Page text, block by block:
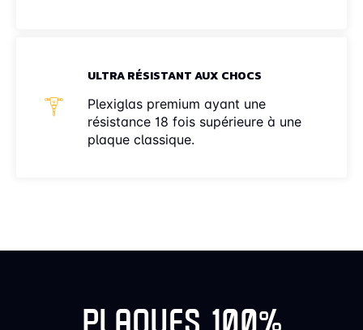
ULTRA RÉSISTANT AUX CHOCS
Plexiglas premium ayant une
résistance 18 fois supérieure à une
plaque classique.
PLAQUES 100%